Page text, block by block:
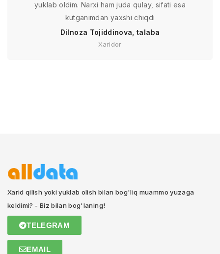
yuklab oldim. Narxi ham juda qulay, sifati esa
kutganimdan yaxshi chiqdi
Dilnoza Tojiddinova, talaba
Xaridor
Xarid qilish yoki yuklab olish bilan bog'liq muammo yuzaga
keldimi? - Biz bilan bog'laning!
TELEGRAM
EMAIL